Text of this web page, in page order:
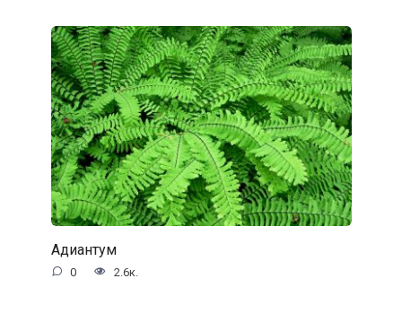
Адиантум
0 2.6к.